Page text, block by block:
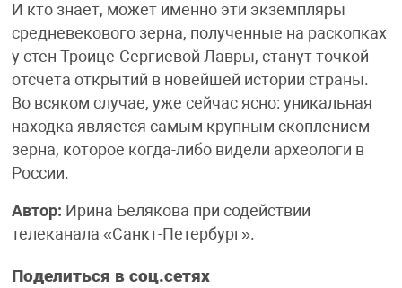
И кто знает, может именно эти экземпляры
средневекового зерна, полученные на раскопках
у стен Троице-Сергиевой Лавры, станут точкой
отсчета открытий в новейшей истории страны.
Во всяком случае, уже сейчас ясно: уникальная
находка является самым крупным скоплением
зерна, которое когда-либо видели археологи в
России.
Автор: Ирина Белякова при содействии
телеканала «Санкт-Петербург».
Поделиться в соц.сетях